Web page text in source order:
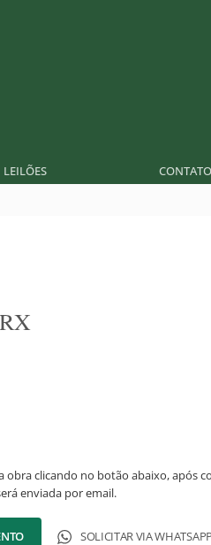
LEILÕES CONTATO
obra clicando no botão abaixo, após
enviada por email.
SOLICITAR VIA WHATSAPP